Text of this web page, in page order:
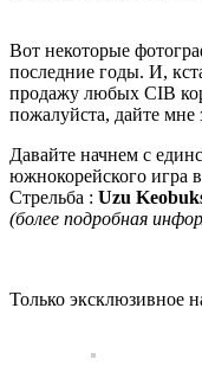
Вот некоторые
последние годы. И,
продажу любых CIB
пожалуйста, дайте мне
Давайте начнем с
южнокорейского игра
Стрельба : Uzu
(более подробная
Только эксклюзивное